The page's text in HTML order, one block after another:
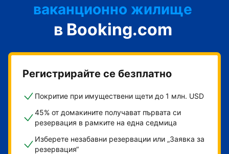
ваканционно жилище
своята къща за гости
своя пансион със закуска
в Booking.com
Регистрирайте се безплатно
Покритие при имуществени щети до 1 млн. USD
45% от домакините получават първата си
резервация в рамките на една седмица
Изберете незабавни резервации или „Заявка за
резервация“